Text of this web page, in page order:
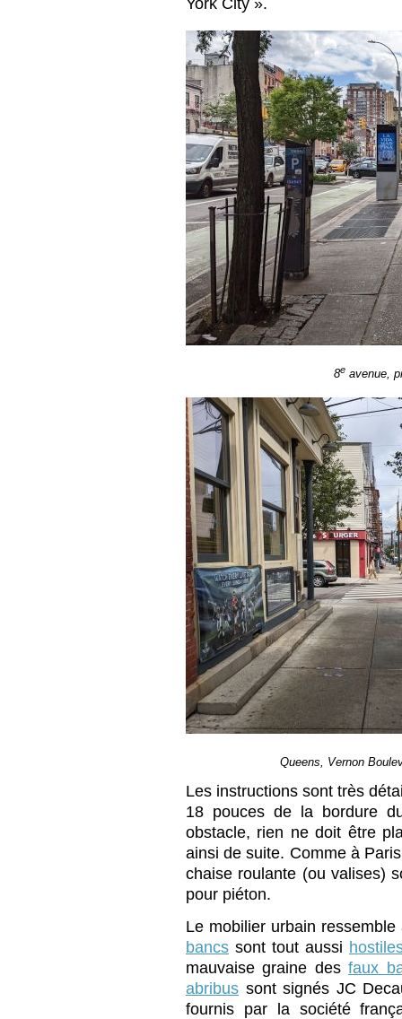
8e avenue,
Queens, Vernon
Les instructions sont très
18 pouces de la bordure
obstacle, rien ne doit être
ainsi de suite. Comme à
chaise roulante (ou valises)
pour piéton.
Le mobilier urbain
bancs sont tout aussi
mauvaise graine desfaux
abribus sont signés JC
fournis par la société